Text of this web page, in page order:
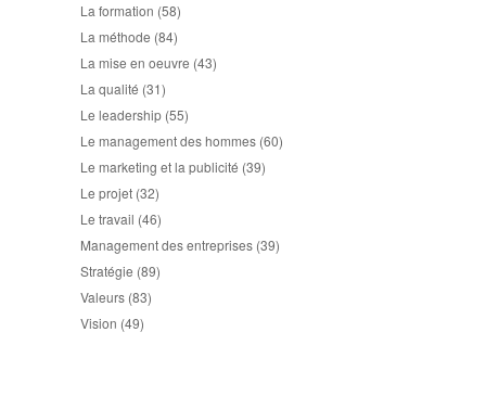
La formation (58)
La méthode (84)
La mise en oeuvre (43)
La qualité (31)
Le leadership (55)
Le management des hommes (60)
Le marketing et la publicité (39)
Le projet (32)
Le travail (46)
Management des entreprises (39)
Stratégie (89)
Valeurs (83)
Vision (49)